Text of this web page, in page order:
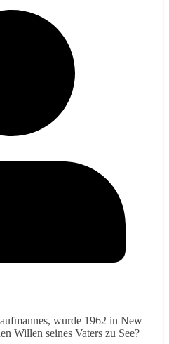
wurde 1962 in New
Willen seines Vaters zu See?